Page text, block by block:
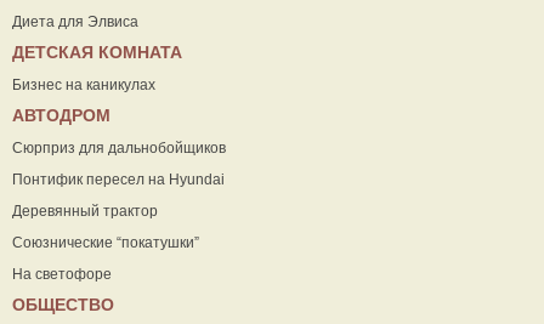
Диета для Элвиса
ДЕТСКАЯ КОМНАТА
Бизнес на каникулах
АВТОДРОМ
Сюрприз для дальнобойщиков
Понтифик пересел на Hyundai
Деревянный трактор
Союзнические “покатушки”
На светофоре
ОБЩЕСТВО